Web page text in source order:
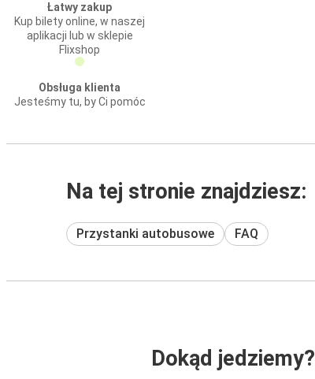
Łatwy zakup
Kup bilety online, w naszej
aplikacji lub w sklepie
Flixshop
Obsługa klienta
Jesteśmy tu, by Ci pomóc
Na tej stronie znajdziesz:
Przystanki autobusowe FAQ
Dokąd jedziemy?